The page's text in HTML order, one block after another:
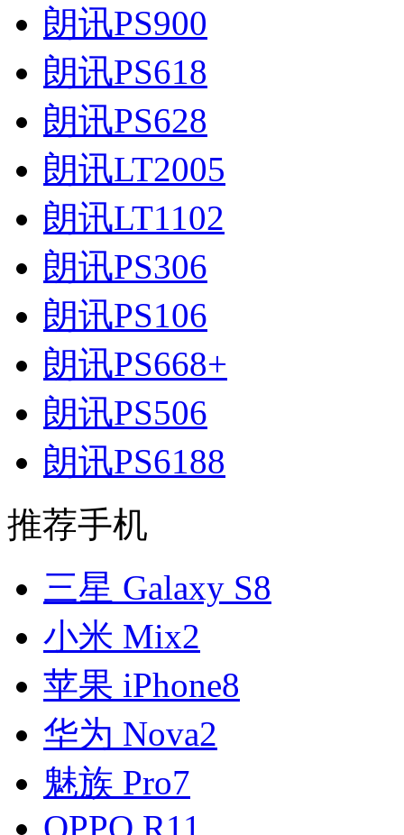
朗讯PS900
朗讯PS618
朗讯PS628
朗讯LT2005
朗讯LT1102
朗讯PS306
朗讯PS106
朗讯PS668+
朗讯PS506
朗讯PS6188
推荐手机
三星 Galaxy S8
小米 Mix2
苹果 iPhone8
华为 Nova2
魅族 Pro7